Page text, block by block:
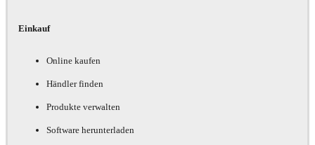
Einkauf
Online kaufen
Händler finden
Produkte verwalten
Software herunterladen